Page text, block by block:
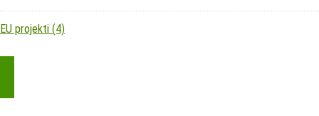
EU projekti (4)